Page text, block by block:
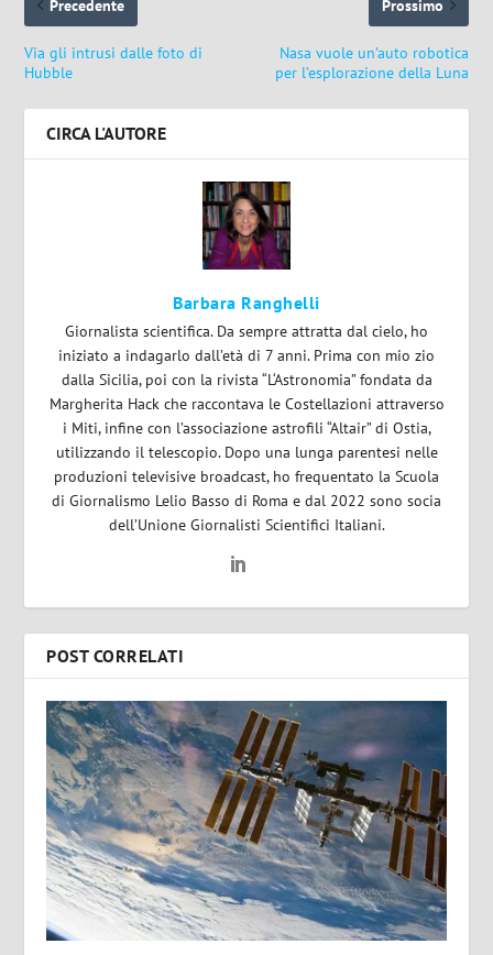
Precedente
Via gli intrusi dalle foto di
Hubble
Prossimo
Nasa vuole un’auto robotica
per l’esplorazione della Luna
CIRCA L'AUTORE
Barbara Ranghelli
Giornalista scientifica. Da sempre attratta dal cielo, ho
iniziato a indagarlo dall’età di 7 anni. Prima con mio zio
dalla Sicilia, poi con la rivista “L‘Astronomia” fondata da
Margherita Hack che raccontava le Costellazioni attraverso
i Miti, infine con l’associazione astrofili “Altair” di Ostia,
utilizzando il telescopio. Dopo una lunga parentesi nelle
produzioni televisive broadcast, ho frequentato la Scuola
di Giornalismo Lelio Basso di Roma e dal 2022 sono socia
dell’Unione Giornalisti Scientifici Italiani.
POST CORRELATI